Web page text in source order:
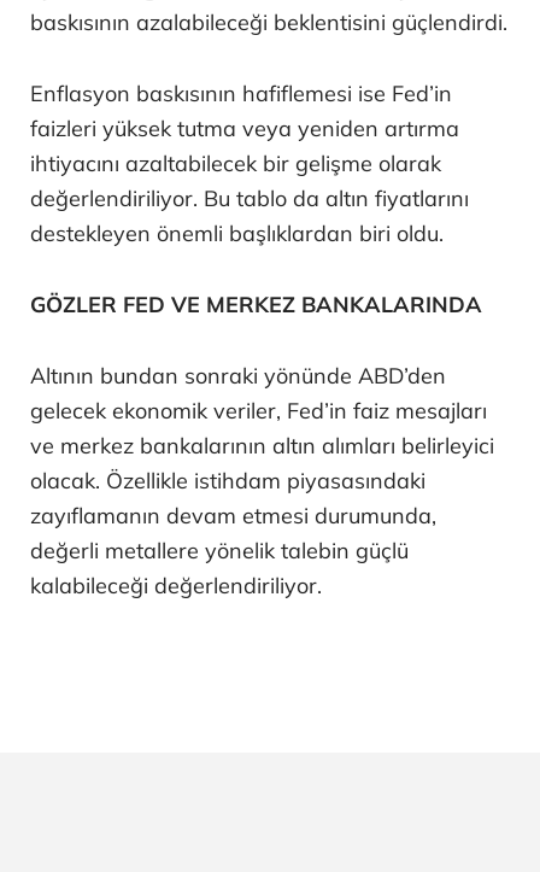
baskısının azalabileceği beklentisini güçlendirdi.
Enflasyon baskısının hafiflemesi ise Fed’in
faizleri yüksek tutma veya yeniden artırma
ihtiyacını azaltabilecek bir gelişme olarak
değerlendiriliyor. Bu tablo da altın fiyatlarını
destekleyen önemli başlıklardan biri oldu.
GÖZLER FED VE MERKEZ BANKALARINDA
Altının bundan sonraki yönünde ABD’den
gelecek ekonomik veriler, Fed’in faiz mesajları
ve merkez bankalarının altın alımları belirleyici
olacak. Özellikle istihdam piyasasındaki
zayıflamanın devam etmesi durumunda,
değerli metallere yönelik talebin güçlü
kalabileceği değerlendiriliyor.